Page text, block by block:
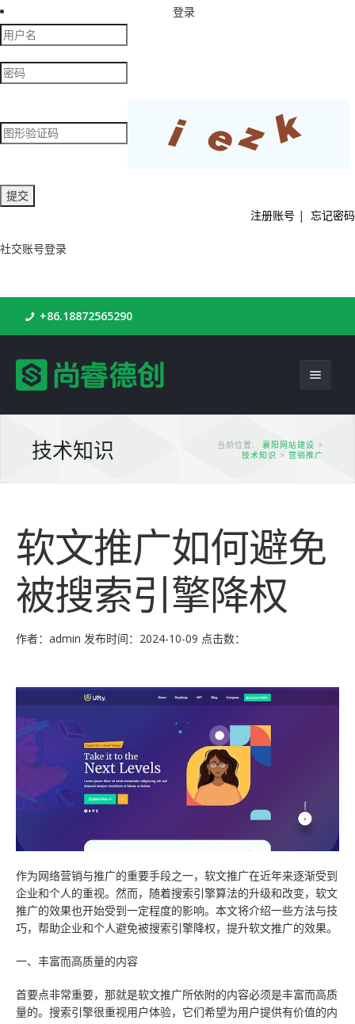
登录
注册账号 | 忘记密码
社交账号登录
+86.18872565290
服务项目
网站建设
平面设计
PSD转HTML
数据与API
服务报价
小程序开发
解决方案
企业网站
商城网站
高端网站
教育app定制开发
物联网APP定制开发
O2Oapp定制开发
电商APP定制开发
社交app定制开发
云应用·小程序
产品服务
尚睿德创程序
云主机
推广优化
短信群发
小程序模板
阿里云腾讯云
网站模板
小程序模板
云·速成美站
弹窗广告
睿推宝
企业网站
商城网站
行业信息网站
手机网站
平面设计
技术知识
建站技巧
网站优化
常见问题
关于我们
团队成员
合作客户
免费获取报价
技术知识 当前位置: 襄阳网站建设 >
技术知识 > 营销推广
软文推广如何避免
被搜索引擎降权
作者：admin 发布时间：2024-10-09 点击数：
作为网络营销与推广的重要手段之一，软文推广在近年来逐渐受到
企业和个人的重视。然而，随着搜索引擎算法的升级和改变，软文
推广的效果也开始受到一定程度的影响。本文将介绍一些方法与技
巧，帮助企业和个人避免被搜索引擎降权，提升软文推广的效果。
一、丰富而高质量的内容
首要点非常重要，那就是软文推广所依附的内容必须是丰富而高质
量的。搜索引擎很重视用户体验，它们希望为用户提供有价值的内